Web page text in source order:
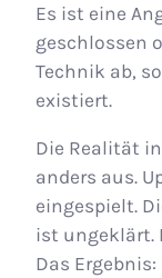
Es ist eine
geschlossen
Technik ab,
existiert.
Die Realität
anders aus.
eingespielt.
ist ungeklärt.
Das